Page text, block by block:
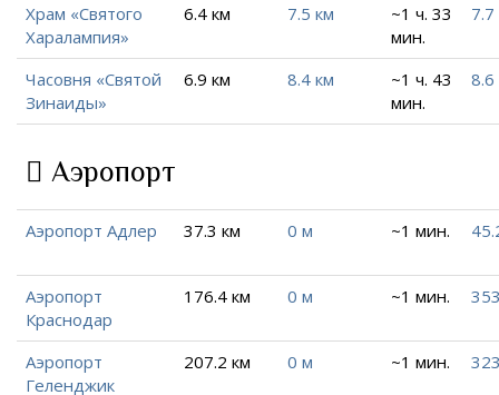
Храм «Святого
Харалампия»
6.4 км 7.5 км
~1 ч. 33
мин.
Часовня «Cвятой
Зинаиды»
6.9 км 8.4 км
~1 ч. 43
мин.
8.6
Аэропорт
Аэропорт Адлер 37.3 км 0 м ~1 мин.
Аэропорт
Краснодар
176.4 км 0 м ~1 мин.
Аэропорт
Геленджик
207.2 км 0 м ~1 мин.